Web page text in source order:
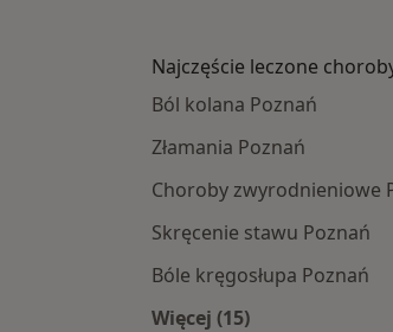
Najczęście leczone
Ból kolana Poznań
Złamania Poznań
Choroby zwyrodnieniowe
Skręcenie stawu Poznań
Bóle kręgosłupa Poznań
Więcej (15)